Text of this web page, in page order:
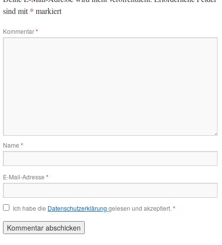
sind mit* markiert
Kommentar*
Name *
E-Mail-Adresse *
Ich habe die Datenschutzerklärung gelesen und akzeptiert. *